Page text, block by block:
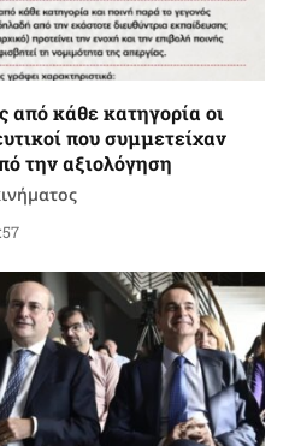
κάθε κατηγορία οι
που συμμετείχαν
την αξιολόγηση